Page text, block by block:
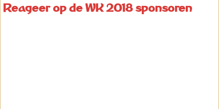
Reageer op de WK 2018 sponsoren